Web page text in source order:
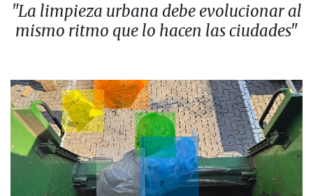
"La limpieza urbana debe evolucionar al
mismo ritmo que lo hacen las ciudades"